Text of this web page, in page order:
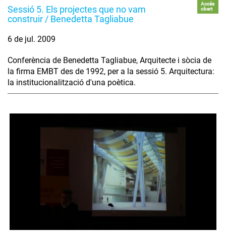
Sessió 5. Els projectes que no vam
construir / Benedetta Tagliabue
Accés
obert
6 de jul. 2009
Conferència de Benedetta Tagliabue, Arquitecte i sòcia de
la firma EMBT des de 1992, per a la sessió 5. Arquitectura:
la institucionalització d'una poètica.